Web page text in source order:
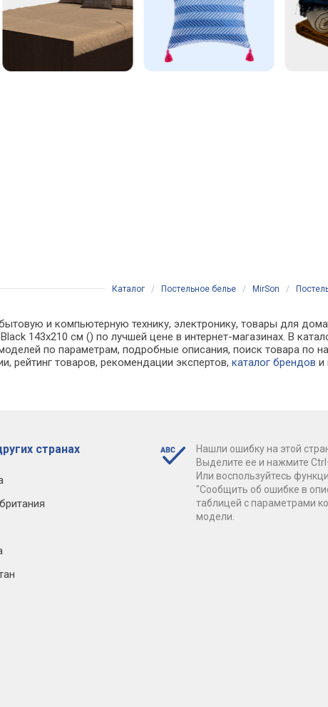
Каталог / Постельное белье / MirSon /
и компьютерную технику, электронику, товары для
143x210 см () по лучшей цене в интернет-магазинах. В
по параметрам, подробные описания, поиск товара по
рейтинг товаров, рекомендации экспертов,каталог брендов и
странах
Нашли ошибку на этой
Выделите ее и нажмите
Или воспользуйтесь
"Сообщить об ошибке в
таблицей с параметрами
модели.